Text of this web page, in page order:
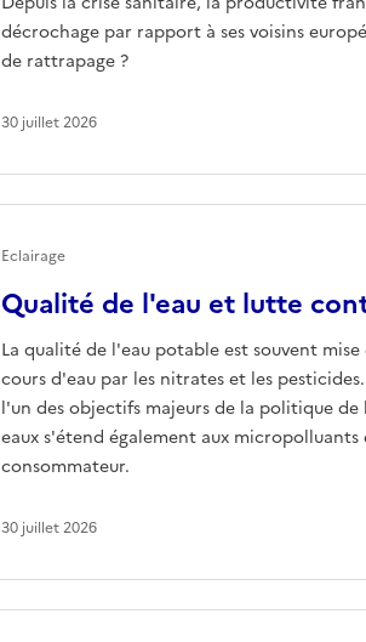
décrochage par rapport à ses voisins
de rattrapage ?
30 juillet 2026
Qualité de l'eau et lutte
La qualité de l'eau potable est souvent
cours d'eau par les nitrates et les
l'un des objectifs majeurs de la politique de
eaux s'étend également aux
consommateur.
Eclairage
30 juillet 2026